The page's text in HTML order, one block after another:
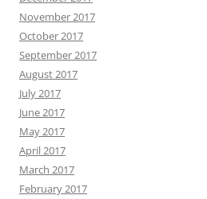
November 2017
October 2017
September 2017
August 2017
July 2017
June 2017
May 2017
April 2017
March 2017
February 2017